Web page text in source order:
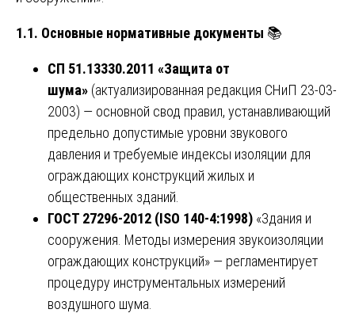
1.1. Основные нормативные документы 📚
СП 51.13330.2011 «Защита от
шума» (актуализированная редакция СНиП 23-03-
2003) — основной свод правил, устанавливающий
предельно допустимые уровни звукового
давления и требуемые индексы изоляции для
ограждающих конструкций жилых и
общественных зданий.
ГОСТ 27296-2012 (ISO 140-4:1998) «Здания и
сооружения. Методы измерения звукоизоляции
ограждающих конструкций» — регламентирует
процедуру инструментальных измерений
воздушного шума.